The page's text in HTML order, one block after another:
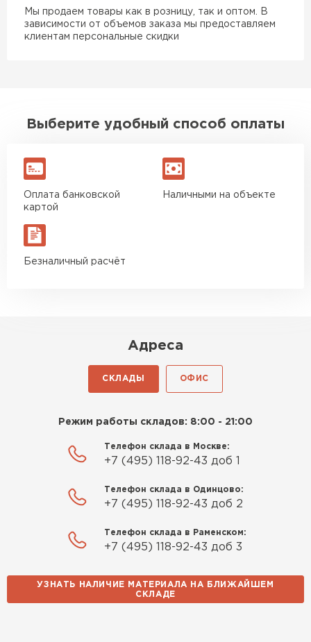
Мы продаем товары как в розницу, так и оптом. В
зависимости от объемов заказа мы предоставляем
клиентам персональные скидки
Выберите удобный способ оплаты
Оплата банковской
картой
Наличными на объекте
Безналичный расчёт
Адреса
СКЛАДЫ ОФИС
Режим работы складов: 8:00 - 21:00
Телефон склада в Москве:
+7 (495) 118-92-43 доб 1
Телефон склада в Одинцово:
+7 (495) 118-92-43 доб 2
Телефон склада в Раменском:
+7 (495) 118-92-43 доб 3
УЗНАТЬ НАЛИЧИЕ МАТЕРИАЛА НА БЛИЖАЙШЕМ
СКЛАДЕ
Утеплитель Ursa
ПЕРЕЙТИ
Гипсокартон
ПЕРЕЙТИ
Утеплитель Неман
Утеплитель Baswool
Утеплитель Izolife
ВСЕ ПРОИЗВОДИТЕЛИ